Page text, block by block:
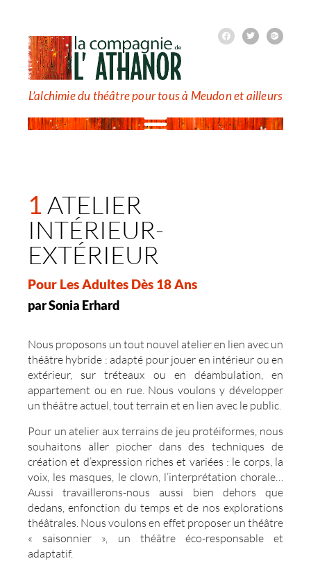
L’alchimie du théâtre pour tous à Meudon et ailleurs
1 ATELIER
INTÉRIEUR-
EXTÉRIEUR
Pour Les Adultes Dès 18 Ans
par Sonia Erhard
Nous proposons un tout nouvel atelier en lien avec un
théâtre hybride : adapté pour jouer en intérieur ou en
extérieur, sur tréteaux ou en déambulation, en
appartement ou en rue. Nous voulons y développer
un théâtre actuel, tout terrain et en lien avec le public.
Pour un atelier aux terrains de jeu protéiformes, nous
souhaitons aller piocher dans des techniques de
création et d’expression riches et variées : le corps, la
voix, les masques, le clown, l’interprétation chorale…
Aussi travaillerons-nous aussi bien dehors que
dedans, enfonction du temps et de nos explorations
théâtrales. Nous voulons en effet proposer un théâtre
« saisonnier », un théâtre éco-responsable et
adaptatif.